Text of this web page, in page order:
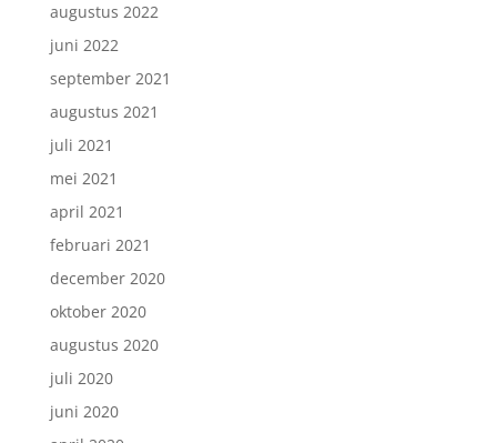
augustus 2022
juni 2022
september 2021
augustus 2021
juli 2021
mei 2021
april 2021
februari 2021
december 2020
oktober 2020
augustus 2020
juli 2020
juni 2020